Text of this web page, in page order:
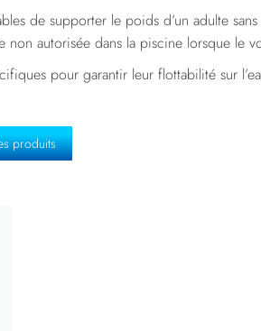
de supporter le poids d’un adulte
autorisée dans la piscine lorsque le
pour garantir leur flottabilité sur
produits